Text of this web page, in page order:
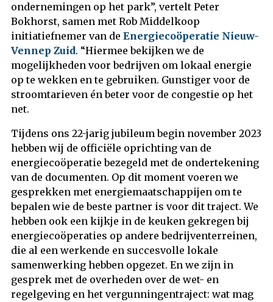
ondernemingen op het park”, vertelt Peter
Bokhorst, samen met Rob Middelkoop
initiatiefnemer van de Energiecoöperatie Nieuw-
Vennep Zuid. “Hiermee bekijken we de
mogelijkheden voor bedrijven om lokaal energie
op te wekken en te gebruiken. Gunstiger voor de
stroomtarieven én beter voor de congestie op het
net.
Tijdens ons 22-jarig jubileum begin november 2023
hebben wij de officiële oprichting van de
energiecoöperatie bezegeld met de ondertekening
van de documenten. Op dit moment voeren we
gesprekken met energiemaatschappijen om te
bepalen wie de beste partner is voor dit traject. We
hebben ook een kijkje in de keuken gekregen bij
energiecoöperaties op andere bedrijventerreinen,
die al een werkende en succesvolle lokale
samenwerking hebben opgezet. En we zijn in
gesprek met de overheden over de wet- en
regelgeving en het vergunningentraject: wat mag